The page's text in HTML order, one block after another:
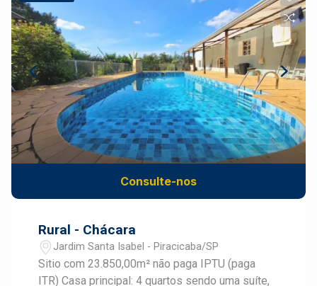
Consulte-nos
Rural - Chácara
Jardim Santa Isabel - Piracicaba/SP
Sitio com 23.850,00m² não paga IPTU (paga
ITR) Casa principal: 4 quartos sendo uma suíte,